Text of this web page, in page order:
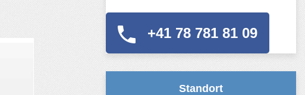
+41 78 781 81 09
Standort